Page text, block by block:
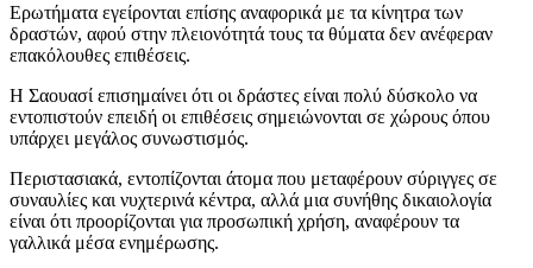
Ερωτήματα εγείρονται επίσης αναφορικά με τα κίνητρα των
δραστών, αφού στην πλειονότητά τους τα θύματα δεν ανέφεραν
επακόλουθες επιθέσεις.
Η Σαουασί επισημαίνει ότι οι δράστες είναι πολύ δύσκολο να
εντοπιστούν επειδή οι επιθέσεις σημειώνονται σε χώρους όπου
υπάρχει μεγάλος συνωστισμός.
Περιστασιακά, εντοπίζονται άτομα που μεταφέρουν σύριγγες σε
συναυλίες και νυχτερινά κέντρα, αλλά μια συνήθης δικαιολογία
είναι ότι προορίζονται για προσωπική χρήση, αναφέρουν τα
γαλλικά μέσα ενημέρωσης.